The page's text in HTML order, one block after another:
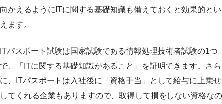
向かえるようにITに関する基礎知識も備えておくと効果的とい
えます。
ITパスポート試験は国家試験である情報処理技術者試験の1つ
で、「ITに関する基礎知識があること」を証明できます。さら
に、ITパスポートは入社後に「資格手当」として給与に上乗せ
してくれる企業もありますので、取得して損をしない資格なの